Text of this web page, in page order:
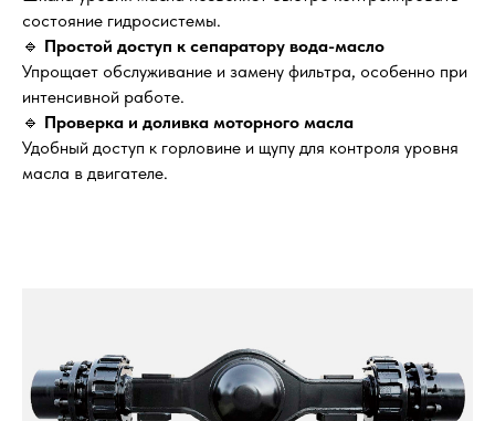
состояние гидросистемы.
🔹 Простой доступ к сепаратору вода-масло
Упрощает обслуживание и замену фильтра, особенно при
интенсивной работе.
🔹 Проверка и доливка моторного масла
Удобный доступ к горловине и щупу для контроля уровня
масла в двигателе.